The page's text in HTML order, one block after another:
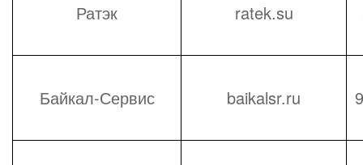
Ратэк ratek.su
Байкал-Сервис baikalsr.ru